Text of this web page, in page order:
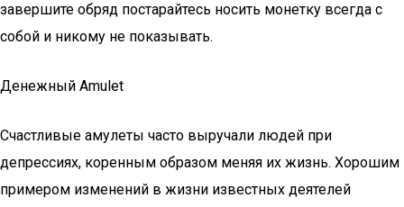
завершите обряд постарайтесь носить монетку всегда с
собой и никому не показывать.
Денежный Amulet
Счастливые амулеты часто выручали людей при
депрессиях, коренным образом меняя их жизнь. Хорошим
примером изменений в жизни известных деятелей